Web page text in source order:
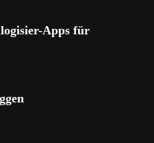
Apps für